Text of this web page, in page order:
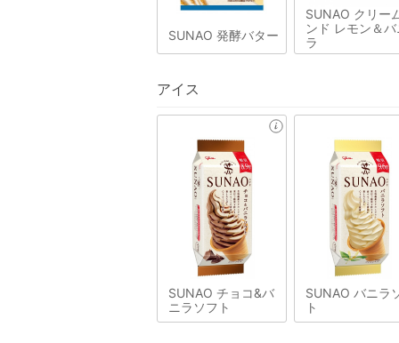
SUNAO 発酵バター
SUNAO クリー
ンド レモン＆バ
ラ
アイス
SUNAO チョコ&バ
ニラソフト
SUNAO バニラ
ト